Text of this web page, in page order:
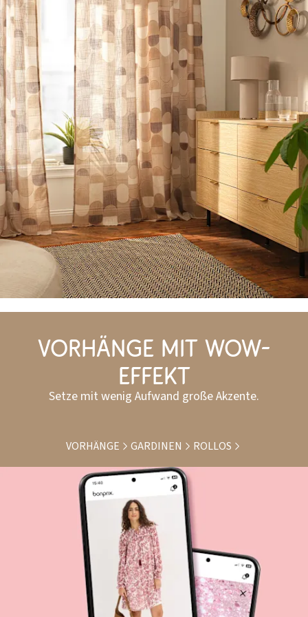
Vorhänge mit Wow-
Effekt
Setze mit wenig Aufwand große Akzente.
VORHÄNGE GARDINEN ROLLOS